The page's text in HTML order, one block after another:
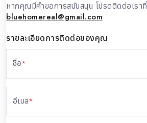
หากคุณมีคำขอการสนับสนุน โปรดติดต่อเราที่
bluehomereal@gmail.com
รายละเอียดการติดต่อของคุณ
ชื่อ*
อีเมล*